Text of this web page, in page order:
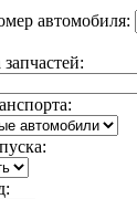
автомобиля: